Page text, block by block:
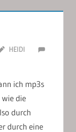
HEIDI
ich mp3s
die
durch
durch eine